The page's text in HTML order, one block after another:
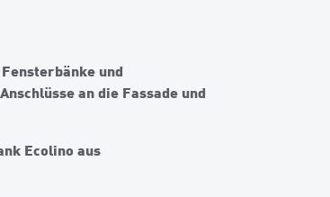
und
an die Fassade und
Ecolino aus